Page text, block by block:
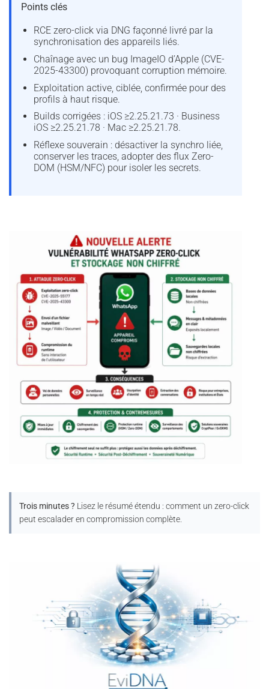
Points clés
RCE zero-click via DNG façonné livré par la
synchronisation des appareils liés.
Chaînage avec un bug ImageIO d’Apple (CVE-
2025-43300) provoquant corruption mémoire.
Exploitation active, ciblée, confirmée pour des
profils à haut risque.
Builds corrigées : iOS ≥2.25.21.73 · Business
iOS ≥2.25.21.78 · Mac ≥2.25.21.78.
Réflexe souverain : désactiver la synchro liée,
conserver les traces, adopter des flux Zero-
DOM (HSM/NFC) pour isoler les secrets.
Trois minutes ? Lisez le résumé étendu : comment un zero-click
peut escalader en compromission complète.